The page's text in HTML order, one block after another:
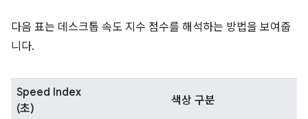
다음 표는 데스크톱 속도 지수 점수를 해석하는 방법을 보여줍
니다.
Speed Index
(초)
색상 구분